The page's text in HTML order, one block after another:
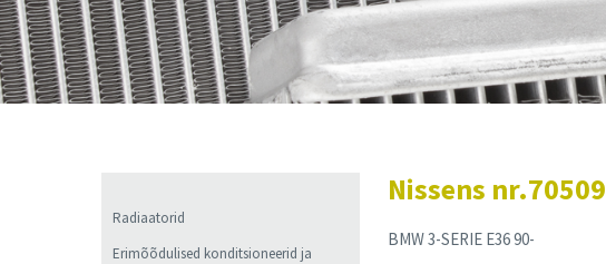
Konditsioneeri hooldustarvikud
Konditsioneerikeemia
Keevitustööd
Konditsioneeride täitmine
Radiaatorid
Erimõõdulised konditsioneerid ja
Nissens nr.70509
BMW 3-SERIE E36 90-